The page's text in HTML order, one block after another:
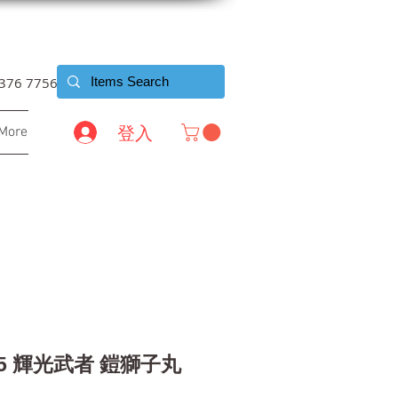
7756
登入
輝光武者 鎧獅子丸